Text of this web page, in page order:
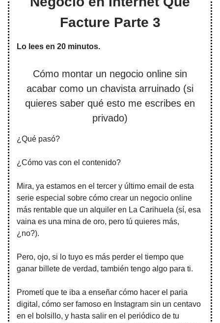
Facture Parte 3
Lo lees en 20 minutos.
Cómo montar un negocio online sin
acabar como un chavista arruinado (si
quieres saber qué esto me escribes en
privado)
¿Qué pasó?
¿Cómo vas con el contenido?
Mira, ya estamos en el tercer y último email de esta
serie especial sobre cómo crear un negocio online
más rentable que un alquiler en La Carihuela (sí, esa
vaina es una mina de oro, pero tú quieres más,
¿no?).
Pero, ojo, si lo tuyo es más perder el tiempo que
ganar billete de verdad, también tengo algo para ti.
Prometí que te iba a enseñar cómo hacer el paria
digital, cómo ser famoso en Instagram sin un centavo
en el bolsillo, y hasta salir en el periódico de tu